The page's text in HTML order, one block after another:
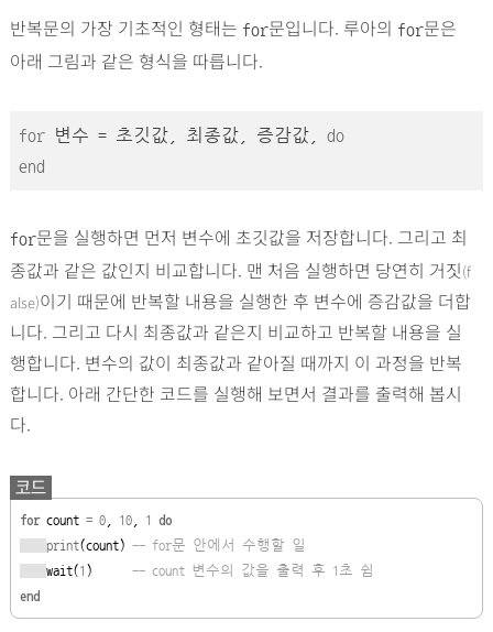
s
반복문의 가장 기초적인 형태는 for문입니다. 루아의 for문은
아래 그림과 같은 형식을 따릅니다.
for변수 = 초깃값, 최종값, 증감값, do
end
for문을 실행하면 먼저 변수에 초깃값을 저장합니다. 그리고 최
종값과 같은 값인지 비교합니다. 맨 처음 실행하면 당연히 거짓(f
alse)이기 때문에 반복할 내용을 실행한 후 변수에 증감값을 더합
니다. 그리고 다시 최종값과 같은지 비교하고 반복할 내용을 실
행합니다. 변수의 값이 최종값과 같아질 때까지 이 과정을 반복
합니다. 아래 간단한 코드를 실행해 보면서 결과를 출력해 봅시
다.
코드
for count = 0, 10, 1
do
print(count) -- for문 안에서 수행할 일
wait( 1 ) -- count 변수의 값을 출력 후 1초 쉼
end